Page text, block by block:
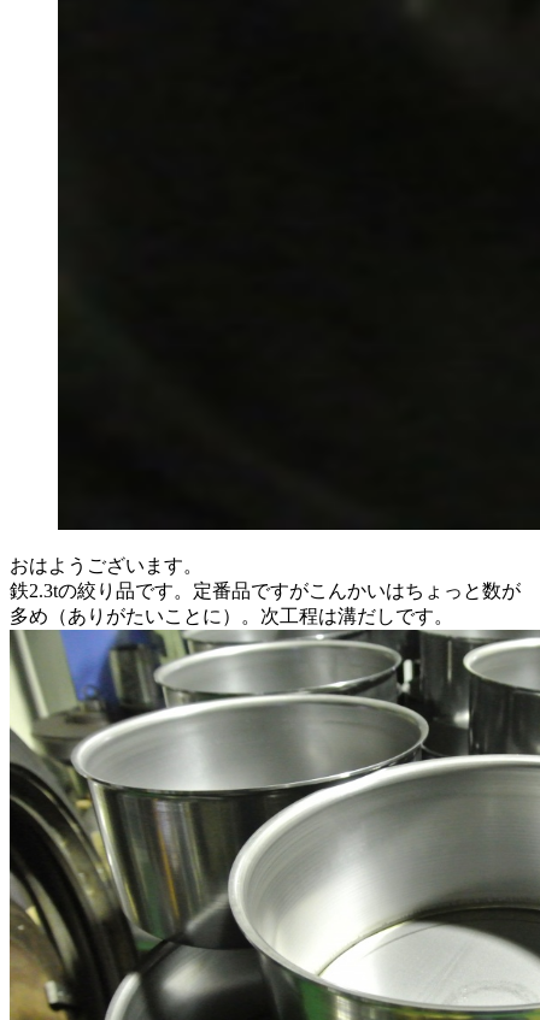
おはようございます。
鉄2.3tの絞り品です。定番品ですがこんかいはちょっと数が
多め（ありがたいことに）。次工程は溝だしです。